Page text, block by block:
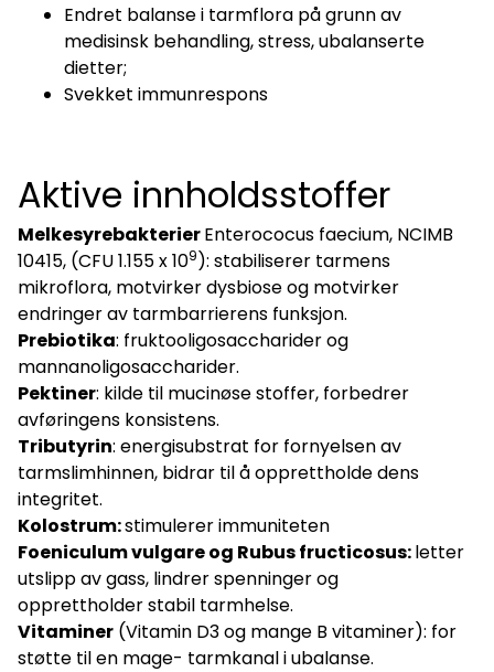
Endret balanse i tarmflora på grunn av
medisinsk behandling, stress, ubalanserte
dietter;
Svekket immunrespons
Aktive innholdsstoffer
MelkesyrebakterierEnterococus faecium, NCIMB
10415, (CFU 1.155 x 109): stabiliserer tarmens
mikroflora, motvirker dysbiose og motvirker
endringer av tarmbarrierens funksjon.
Prebiotika: fruktooligosaccharider og
mannanoligosaccharider.
Pektiner: kilde til mucinøse stoffer, forbedrer
avføringens konsistens.
Tributyrin: energisubstrat for fornyelsen av
tarmslimhinnen, bidrar til å opprettholde dens
integritet.
Kolostrum:stimulerer immuniteten
Foeniculum vulgare og Rubus fructicosus:letter
utslipp av gass, lindrer spenninger og
opprettholder stabil tarmhelse.
Vitaminer (Vitamin D3 og mange B vitaminer): for
støtte til en mage- tarmkanal i ubalanse.
På lager På lager